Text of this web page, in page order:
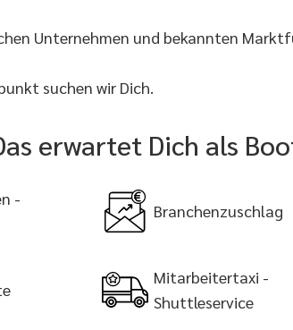
Unternehmen und bekannten
suchen wir Dich.
erwartet Dich als
-
Branchenzuschlag
Mitarbeitertaxi -
Shuttleservice